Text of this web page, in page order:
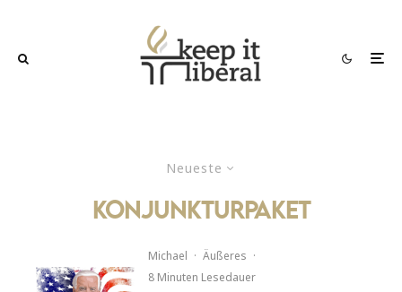
Neueste
konjunkturpaket
Michael · Äußeres ·
8 Minuten Lesedauer